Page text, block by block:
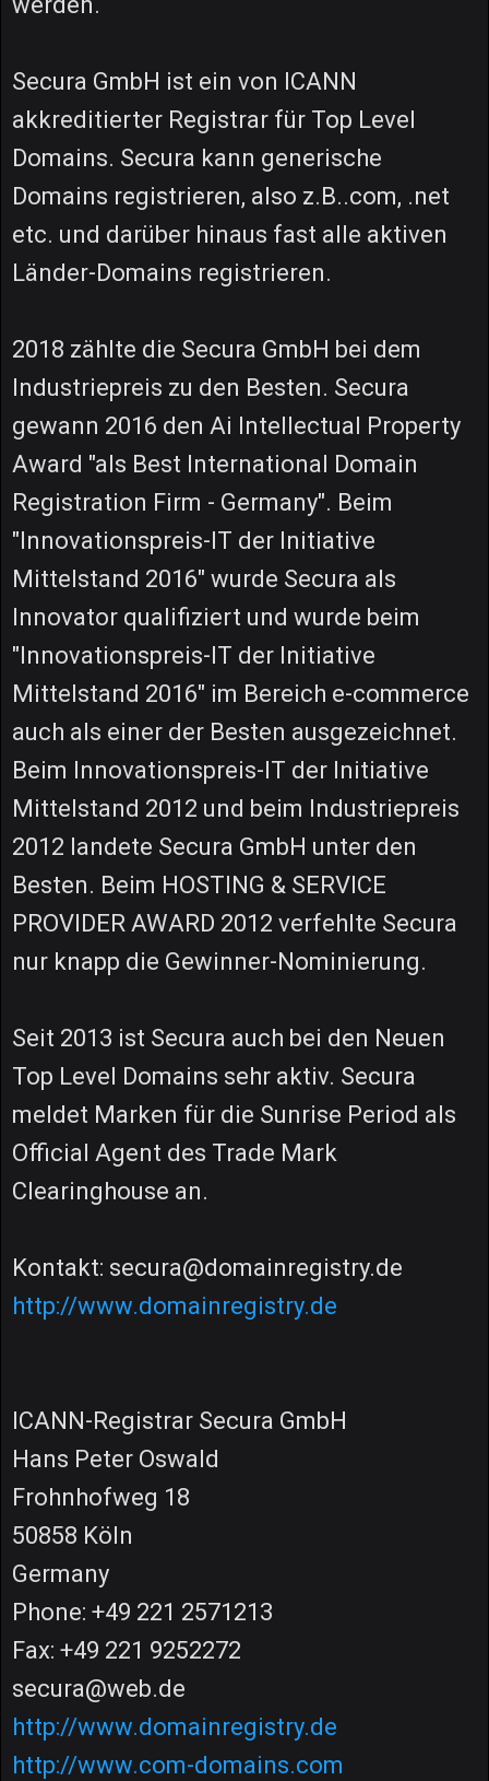
Secura GmbH ist ein von ICANN
akkreditierter Registrar für Top Level
Domains. Secura kann generische
Domains registrieren, also z.B..com, .net
etc. und darüber hinaus fast alle aktiven
Länder-Domains registrieren.
2018 zählte die Secura GmbH bei dem
Industriepreis zu den Besten. Secura
gewann 2016 den Ai Intellectual Property
Award "als Best International Domain
Registration Firm - Germany". Beim
"Innovationspreis-IT der Initiative
Mittelstand 2016" wurde Secura als
Innovator qualifiziert und wurde beim
"Innovationspreis-IT der Initiative
Mittelstand 2016" im Bereich e-commerce
auch als einer der Besten ausgezeichnet.
Beim Innovationspreis-IT der Initiative
Mittelstand 2012 und beim Industriepreis
2012 landete Secura GmbH unter den
Besten. Beim HOSTING & SERVICE
PROVIDER AWARD 2012 verfehlte Secura
nur knapp die Gewinner-Nominierung.
Seit 2013 ist Secura auch bei den Neuen
Top Level Domains sehr aktiv. Secura
meldet Marken für die Sunrise Period als
Official Agent des Trade Mark
Clearinghouse an.
Kontakt: secura@domainregistry.de
http://www.domainregistry.de
ICANN-Registrar Secura GmbH
Hans Peter Oswald
Frohnhofweg 18
50858 Köln
Germany
Phone: +49 221 2571213
Fax: +49 221 9252272
secura@web.de
http://www.domainregistry.de
http://www.com-domains.com